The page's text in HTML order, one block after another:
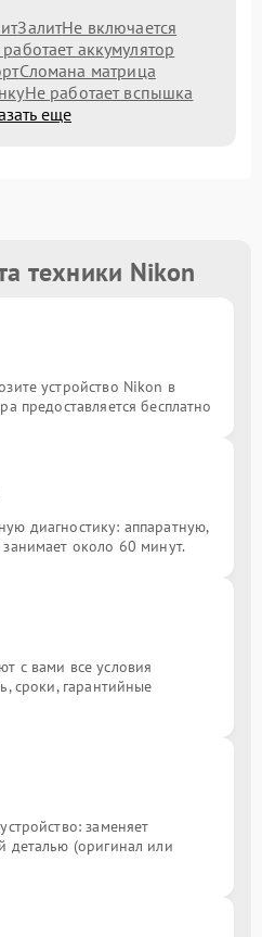
ЗалитНе включается
аккумулятор
Сломана матрица
Не работает вспышка
еще
техники Nikon
устройство Nikon в
предоставляется бесплатно
диагностику: аппаратную,
около 60 минут.
с вами все условия
сроки, гарантийные
заменяет
деталью (оригинал или